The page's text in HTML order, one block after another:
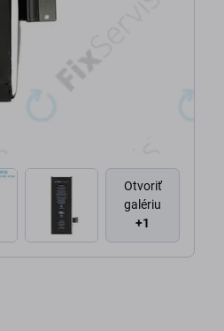
Otvoriť
galériu
+1